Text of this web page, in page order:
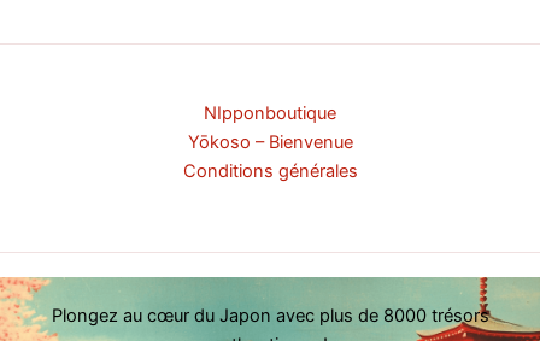
NIpponboutique
Yōkoso – Bienvenue
Conditions générales
Plongez au cœur du Japon avec plus de 8000 trésors